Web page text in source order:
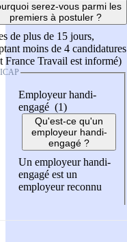
serez-vous parmi les
premiers à postuler ?
de plus de 15 jours,
moins de 4 candidatures
France Travail est informé)
Employeur handi-
engagé (1)
Qu'est-ce qu'un
employeur handi-
engagé ?
Un employeur handi-
engagé est un
employeur reconnu